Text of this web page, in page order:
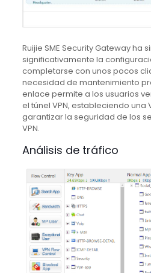
Ruijie SME Security Gateway ha
significativamente la
completarse con unos pocos
necesidad de mantenimiento
enlace permite a los usuarios
el túnel VPN, estableciendo una
garantizar la seguridad de los
VPN.
Análisis de tráfico